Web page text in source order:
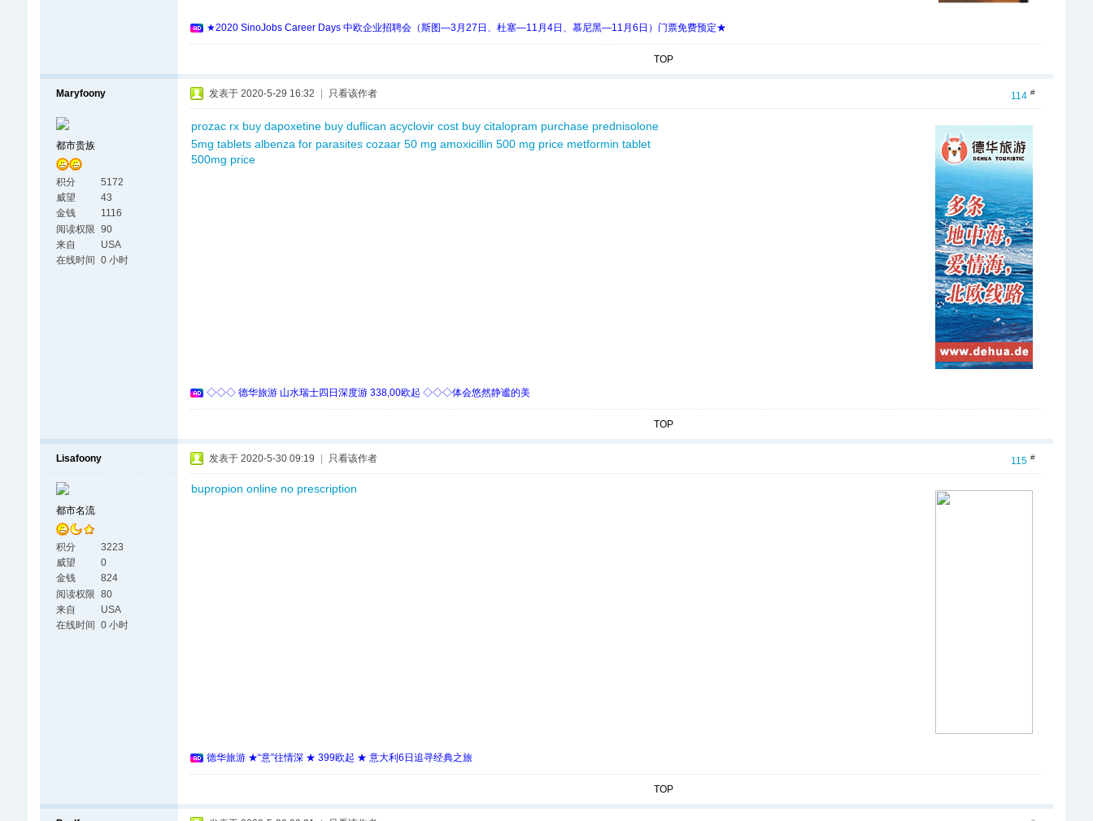
★2020 SinoJobs Career Days 中欧企业招聘会（斯图—3月27日、杜塞—11月4日、慕尼黑—11月6日）门票免费预定★
TOP
Maryfoony
都市贵族
积分
5172
威望
43
金钱
1116
阅读权限 90
来自
USA
在线时间
0 小时
114 #
发表于 2020-5-29 16:32 只看该作者
prozac rx buy dapoxetine buy duflican acyclovir cost buy citalopram purchase prednisolone
5mg tablets albenza for parasites cozaar 50 mg amoxicillin 500 mg price metformin tablet
500mg price
◇◇◇ 德华旅游 山水瑞士四日深度游 338,00欧起 ◇◇◇体会悠然静谧的美
TOP
Lisafoony
都市名流
积分
3223
威望
0
金钱
824
阅读权限 80
来自
USA
在线时间
0 小时
115 #
发表于 2020-5-30 09:19 只看该作者
bupropion online no prescription
德华旅游 ★“意”往情深 ★ 399欧起 ★ 意大利6日追寻经典之旅
TOP